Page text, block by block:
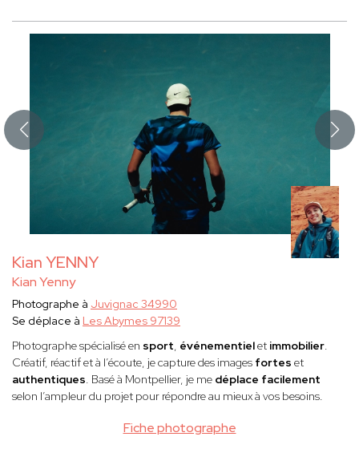
Kian YENNY
Kian Yenny
Fiche photographe
Photographe à Juvignac 34990
Se déplace à Les Abymes 97139
Photographe spécialisé en sport, événementielet immobilier.
Créatif, réactif et à l’écoute, je capture des images fortes et
authentiques. Basé à Montpellier, je me déplace facilement
selon l’ampleur du projet pour répondre au mieux à vos besoins.